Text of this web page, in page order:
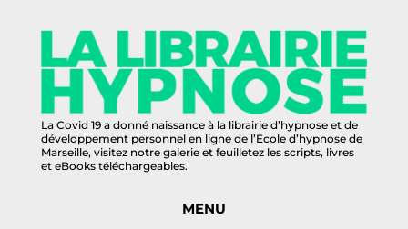
La Covid 19 a donné naissance à la librairie d’hypnose et de
développement personnel en ligne de l’Ecole d’hypnose de
Marseille, visitez notre galerie et feuilletez les scripts, livres
et eBooks téléchargeables.
MENU